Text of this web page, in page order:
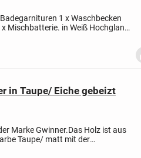
1 x Waschbecken
x Mischbatterie. in Weiß Hochglanz
in Taupe/ Eiche gebeizt
Marke Gwinner.Das Holz ist aus
Taupe/ matt mit der